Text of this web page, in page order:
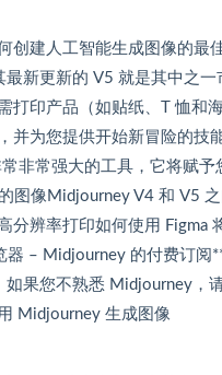
创建人工智能生成图像的最
新更新的 V5 就是其中之
打印产品（如贴纸、T 恤和
并为您提供开始新冒险的
非常强大的工具，它将赋
图像Midjourney V4 和 V5
分辨率打印如何使用 Figma
– Midjourney 的付费订
果您不熟悉 Midjourney，
Midjourney 生成图像